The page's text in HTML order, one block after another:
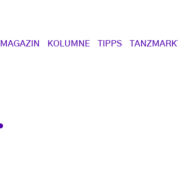
Main navigation
MAGAZIN KOLUMNE TIPPS TANZMARKT